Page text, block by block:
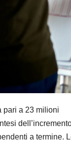
pari a 23 milioni
a termine.